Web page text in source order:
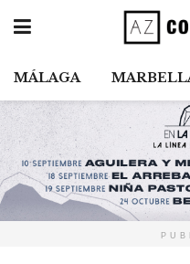
MÁLAGA